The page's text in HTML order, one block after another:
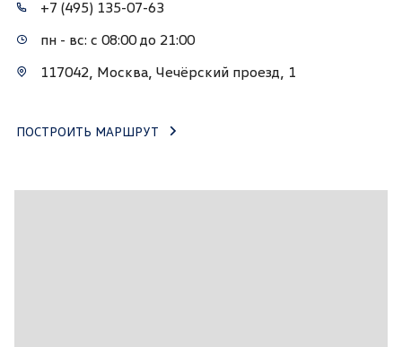
+7 (495) 135-07-63
пн - вс: с 08:00 до 21:00
117042, Москва, Чечёрский проезд, 1
ПОСТРОИТЬ МАРШРУТ